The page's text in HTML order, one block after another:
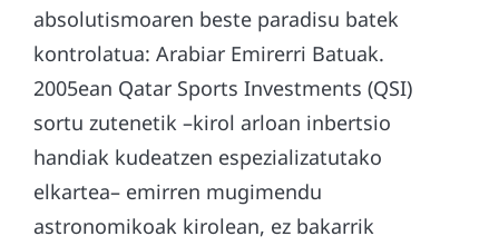
absolutismoaren beste paradisu batek
kontrolatua: Arabiar Emirerri Batuak.
2005ean Qatar Sports Investments (QSI)
sortu zutenetik –kirol arloan inbertsio
handiak kudeatzen espezializatutako
elkartea– emirren mugimendu
astronomikoak kirolean, ez bakarrik